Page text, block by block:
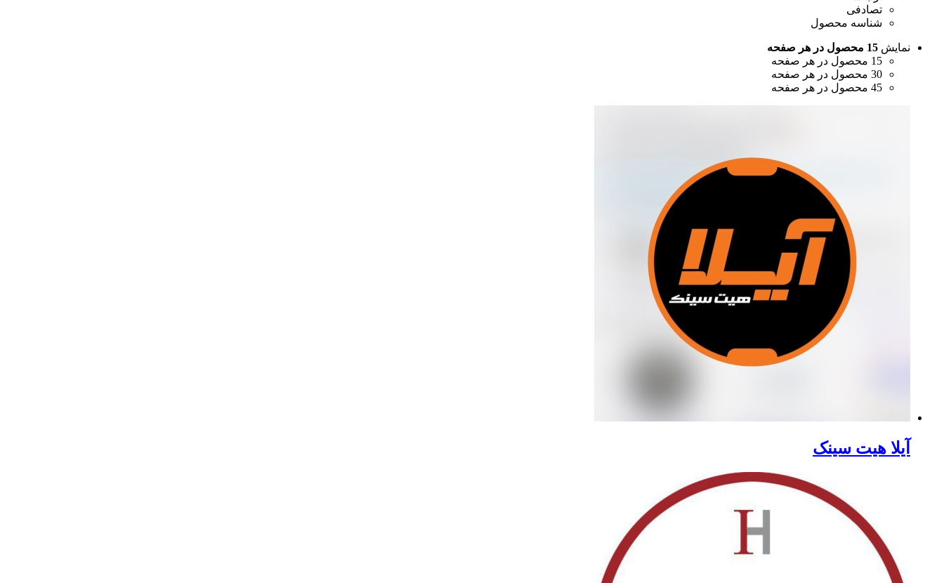
تصادفی
شناسه محصول
نمایش 15 محصول در هر صفحه
15 محصول در هر صفحه
30 محصول در هر صفحه
45 محصول در هر صفحه
آیلا هیت سینک